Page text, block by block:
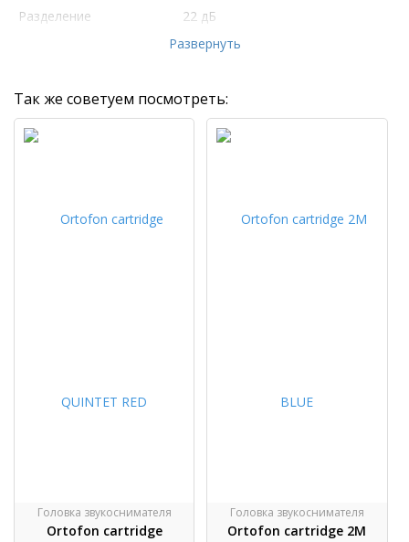
Разделение
22 дБ
Развернуть
Так же советуем посмотреть:
Головка звукоснимателя
Ortofon cartridge
Головка звукоснимателя
Ortofon cartridge 2M